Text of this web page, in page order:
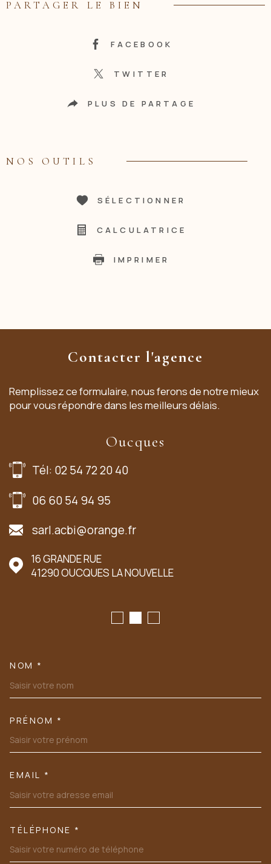
PARTAGER LE BIEN
FACEBOOK
TWITTER
PLUS DE PARTAGE
NOS OUTILS
SÉLECTIONNER
CALCULATRICE
IMPRIMER
Contacter l'agence
Remplissez ce formulaire, nous ferons de notre mieux
pour vous répondre dans les meilleurs délais.
Oucques
Tél: 02 54 72 20 40
06 60 54 94 95
sarl.acbi@orange.fr
16 GRANDE RUE
41290 OUCQUES LA NOUVELLE
NOM *
PRÉNOM *
EMAIL *
TÉLÉPHONE *